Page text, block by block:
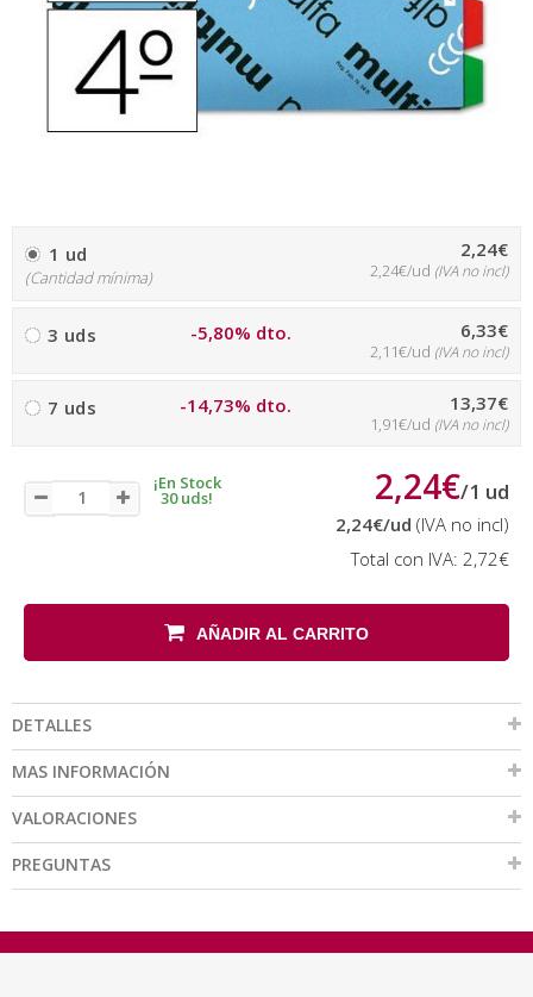
1 ud
(Cantidad mínima)
2,24€
2,24€/ud (IVA no incl)
3 uds -5,80% dto. 6,33€
2,11€/ud (IVA no incl)
7 uds -14,73% dto. 13,37€
1,91€/ud (IVA no incl)
¡En Stock
30 uds! 2,24€/1 ud
2,24€/ud (IVA no incl)
Total con IVA: 2,72€
AÑADIR AL CARRITO
DETALLES
MAS INFORMACIÓN
VALORACIONES
PREGUNTAS